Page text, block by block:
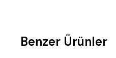
Benzer Ürünler